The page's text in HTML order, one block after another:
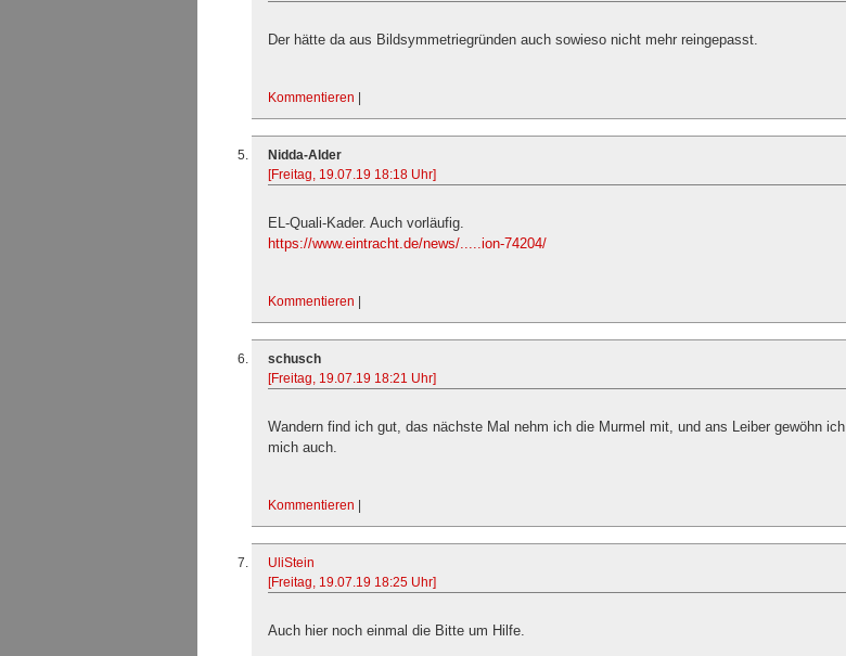
Der hätte da aus Bildsymmetriegründen auch sowieso nicht mehr reingepasst.
Kommentieren |
Nidda-Alder
[Freitag, 19.07.19 18:18 Uhr]
EL-Quali-Kader. Auch vorläufig.
https://www.eintracht.de/news/.....ion-74204/
Kommentieren |
schusch
[Freitag, 19.07.19 18:21 Uhr]
Wandern find ich gut, das nächste Mal nehm ich die Murmel mit, und ans Leiber gewöhn ich
mich auch.
Kommentieren |
UliStein
[Freitag, 19.07.19 18:25 Uhr]
Auch hier noch einmal die Bitte um Hilfe.